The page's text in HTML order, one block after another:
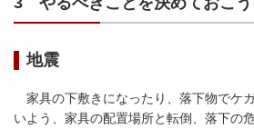
地震
家具の下敷きになったり、落下物でケ
いよう、家具の配置場所と転倒、落下の